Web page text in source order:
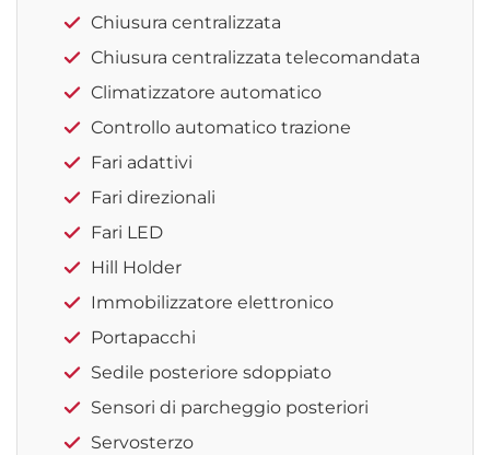
Chiusura centralizzata
Chiusura centralizzata telecomandata
Climatizzatore automatico
Controllo automatico trazione
Fari adattivi
Fari direzionali
Fari LED
Hill Holder
Immobilizzatore elettronico
Portapacchi
Sedile posteriore sdoppiato
Sensori di parcheggio posteriori
Servosterzo